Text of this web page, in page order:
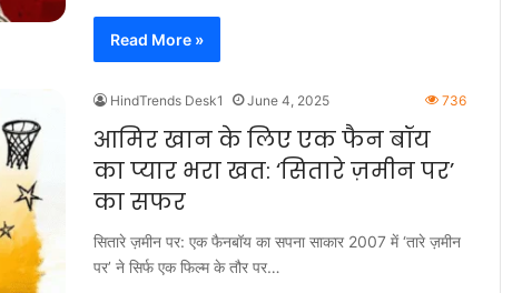
Read More »
HindTrends Desk1 June 4, 2025 736
आमिर खान के लिए एक फैन बॉय
का प्यार भरा खत: ‘सितारे ज़मीन पर’
का सफर
सितारे ज़मीन पर: एक फैनबॉय का सपना साकार 2007 में ‘तारे ज़मीन
पर’ ने सिर्फ एक फिल्म के तौर पर…